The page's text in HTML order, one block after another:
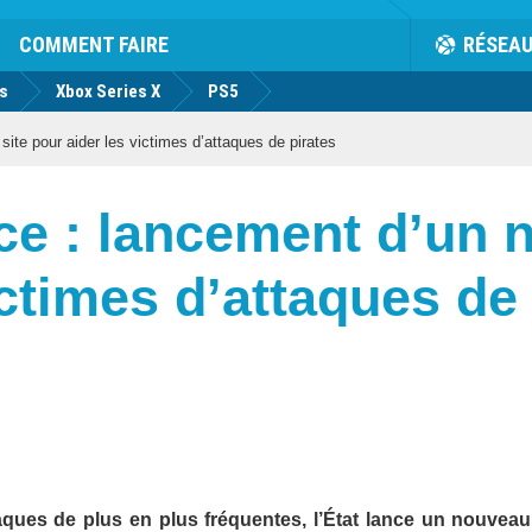
COMMENT FAIRE RÉSEAU
Xbox Series X PS5
pour aider les victimes d’attaques de pirates
: lancement d’un
d’attaques
de plus en plus fréquentes, l’État lance un